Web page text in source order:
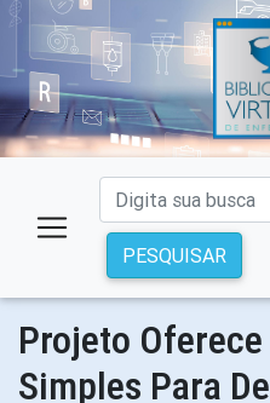
PESQUISAR
Projeto
Simples Para